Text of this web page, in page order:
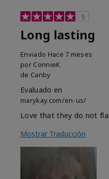
5
Long lasting
Enviado Hace 7 meses
por ConnieK
de Canby
Evaluado en
marykay.com/en-us/
Love that they do not
Mostrar Traducción